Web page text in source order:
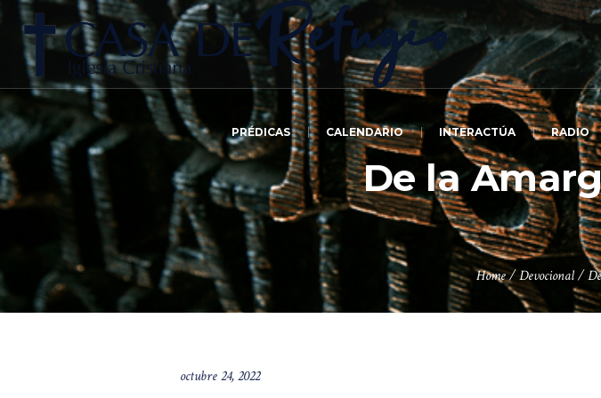
PRÉDICAS CALENDARIO INTERACTÚA RADIO
De la
Home/Devocional /
octubre 24, 2022